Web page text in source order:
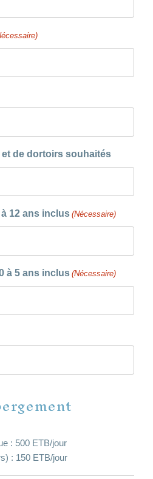
de dortoirs souhaités
12 ans inclus (Nécessaire)
à 5 ans inclus (Nécessaire)
: 500 ETB/jour
: 150 ETB/jour